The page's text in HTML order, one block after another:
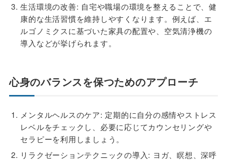
生活環境の改善: 自宅や職場の環境を整えることで、健
康的な生活習慣を維持しやすくなります。例えば、エ
ルゴノミクスに基づいた家具の配置や、空気清浄機の
導入などが挙げられます。
心身のバランスを保つためのアプローチ
メンタルヘルスのケア: 定期的に自分の感情やストレス
レベルをチェックし、必要に応じてカウンセリングや
セラピーを利用しましょう。
リラクゼーションテクニックの導入: ヨガ、瞑想、深呼